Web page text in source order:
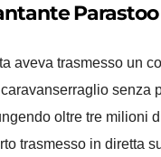
aveva trasmesso un
senza
oltre tre milioni
trasmesso in diretta